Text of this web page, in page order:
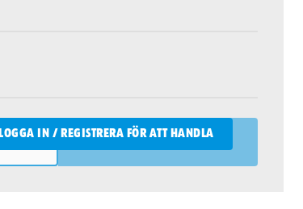
LOGGA IN / REGISTRERA FÖR ATT HANDLA
LÄGG I VARUKORGEN